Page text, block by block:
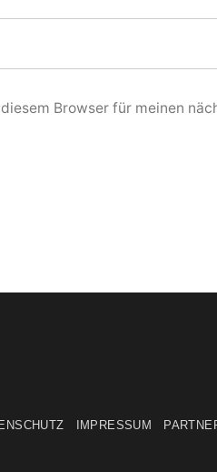
Browser für meinen
IMPRESSUM